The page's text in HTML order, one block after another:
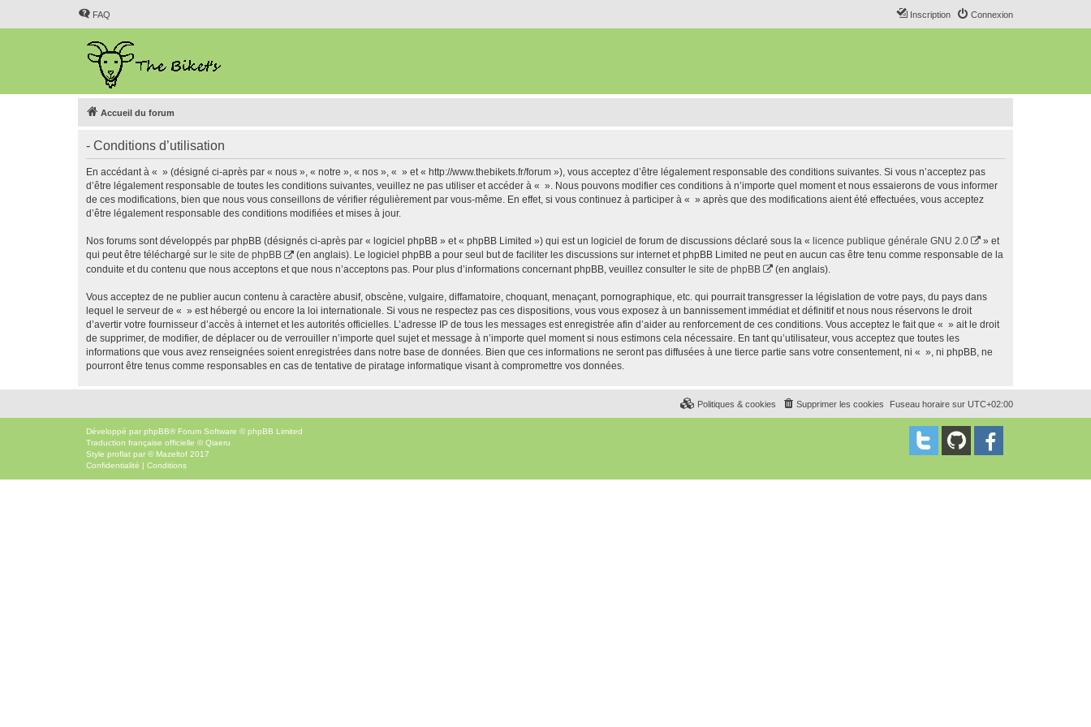
FAQ Connexion
Inscription
Accueil du forum
- Conditions d’utilisation
En accédant à « » (désigné ci-après par « nous », « notre », « nos », « » et « http://www.thebikets.fr/forum »), vous acceptez d’être légalement responsable des conditions suivantes. Si vous n’acceptez pas
d’être légalement responsable de toutes les conditions suivantes, veuillez ne pas utiliser et accéder à « ». Nous pouvons modifier ces conditions à n’importe quel moment et nous essaierons de vous informer
de ces modifications, bien que nous vous conseillons de vérifier régulièrement par vous-même. En effet, si vous continuez à participer à « » après que des modifications aient été effectuées, vous acceptez
d’être légalement responsable des conditions modifiées et mises à jour.
Nos forums sont développés par phpBB (désignés ci-après par « logiciel phpBB » et « phpBB Limited ») qui est un logiciel de forum de discussions déclaré sous la « licence publique générale GNU 2.0
» et
qui peut être téléchargé sur le site de phpBB
(en anglais). Le logiciel phpBB a pour seul but de faciliter les discussions sur internet et phpBB Limited ne peut en aucun cas être tenu comme responsable de la
conduite et du contenu que nous acceptons et que nous n’acceptons pas. Pour plus d’informations concernant phpBB, veuillez consulter le site de phpBB (en anglais).
Vous acceptez de ne publier aucun contenu à caractère abusif, obscène, vulgaire, diffamatoire, choquant, menaçant, pornographique, etc. qui pourrait transgresser la législation de votre pays, du pays dans
lequel le serveur de « » est hébergé ou encore la loi internationale. Si vous ne respectez pas ces dispositions, vous vous exposez à un bannissement immédiat et définitif et nous nous réservons le droit
d’avertir votre fournisseur d’accès à internet et les autorités officielles. L’adresse IP de tous les messages est enregistrée afin d’aider au renforcement de ces conditions. Vous acceptez le fait que « » ait le droit
de supprimer, de modifier, de déplacer ou de verrouiller n’importe quel sujet et message à n’importe quel moment si nous estimons cela nécessaire. En tant qu’utilisateur, vous acceptez que toutes les
informations que vous avez renseignées soient enregistrées dans notre base de données. Bien que ces informations ne seront pas diffusées à une tierce partie sans votre consentement, ni « », ni phpBB, ne
pourront être tenus comme responsables en cas de tentative de piratage informatique visant à compromettre vos données.
Fuseau horaire sur UTC+02:00
Supprimer les cookies
Politiques & cookies
Développé par phpBB® Forum Software © phpBB Limited
Traduction française officielle ©Qiaeru
Style proflat par © Mazeltof 2017
Confidentialité | Conditions